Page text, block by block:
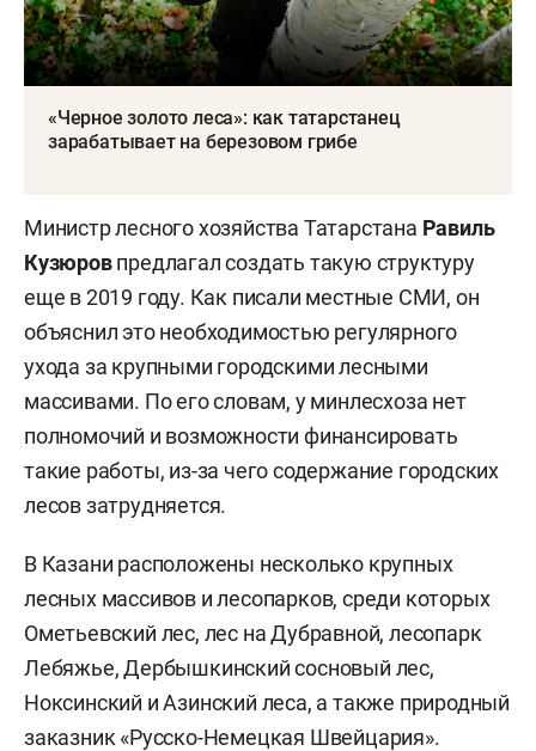
«Черное золото леса»: как татарстанец
зарабатывает на березовом грибе
Министр лесного хозяйства Татарстана Равиль
Кузюровпредлагал создать такую структуру
еще в 2019 году. Как писали местные СМИ, он
объяснил это необходимостью регулярного
ухода за крупными городскими лесными
массивами. По его словам, у минлесхоза нет
полномочий и возможности финансировать
такие работы, из-за чего содержание городских
лесов затрудняется.
В Казани расположены несколько крупных
лесных массивов и лесопарков, среди которых
Ометьевский лес, лес на Дубравной, лесопарк
Лебяжье, Дербышкинский сосновый лес,
Ноксинский и Азинский леса, а также природный
заказник «Русско-Немецкая Швейцария».